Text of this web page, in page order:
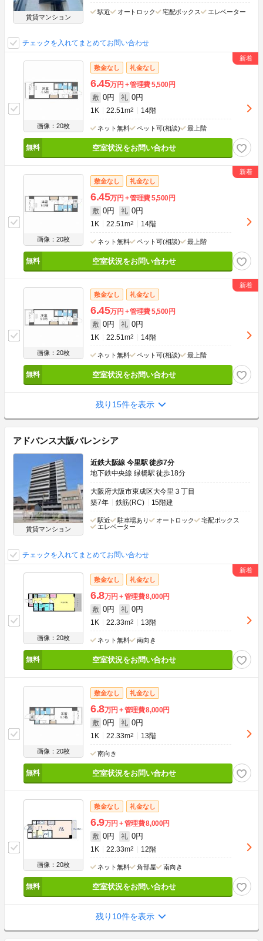
賃貸マンション
駅近 オートロック 宅配ボックス エレベーター
チェックを入れてまとめてお問い合わせ
画像：20枚
敷金なし 礼金なし
6.45万円 管理費5,500円
敷 0円 礼 0円
1K 22.51m2 14階
ネット無料 ペット可(相談) 最上階
空室状況をお問い合わせ
画像：20枚
敷金なし 礼金なし
6.45万円 管理費5,500円
敷 0円 礼 0円
1K 22.51m2 14階
ネット無料 ペット可(相談) 最上階
空室状況をお問い合わせ
画像：20枚
敷金なし 礼金なし
6.45万円 管理費5,500円
敷 0円 礼 0円
1K 22.51m2 14階
ネット無料 ペット可(相談) 最上階
空室状況をお問い合わせ
残り15件を表示
アドバンス大阪バレンシア
賃貸マンション
近鉄大阪線 今里駅 徒歩7分
地下鉄中央線 緑橋駅 徒歩18分
大阪府大阪市東成区大今里３丁目
築7年
鉄筋(RC) 15階建
駅近 駐車場あり オートロック
宅配ボックス
エレベーター
チェックを入れてまとめてお問い合わせ
画像：20枚
敷金なし 礼金なし
6.8万円 管理費8,000円
敷 0円 礼 0円
1K 22.33m2 13階
ネット無料 南向き
空室状況をお問い合わせ
画像：20枚
敷金なし 礼金なし
6.8万円 管理費8,000円
敷 0円 礼 0円
1K 22.33m2 13階
南向き
空室状況をお問い合わせ
画像：20枚
敷金なし 礼金なし
6.9万円 管理費8,000円
敷 0円 礼 0円
1K 22.33m2 12階
ネット無料 角部屋 南向き
空室状況をお問い合わせ
残り10件を表示